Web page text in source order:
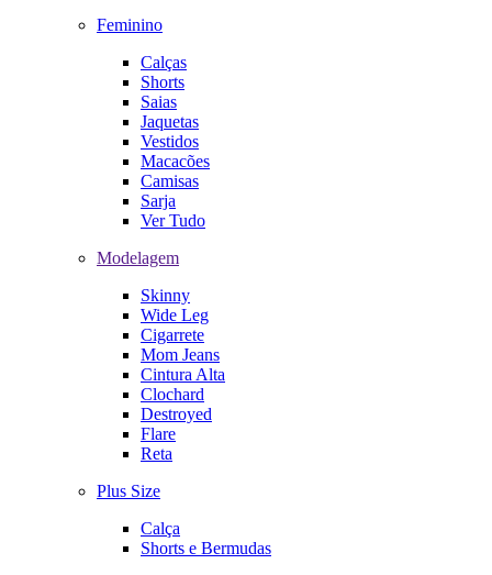
Feminino
Calças
Shorts
Saias
Jaquetas
Vestidos
Macacões
Camisas
Sarja
Ver Tudo
Modelagem
Skinny
Wide Leg
Cigarrete
Mom Jeans
Cintura Alta
Clochard
Destroyed
Flare
Reta
Plus Size
Calça
Shorts e Bermudas